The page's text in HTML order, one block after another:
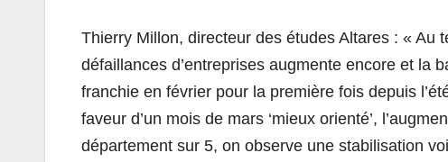
Thierry Millon, directeur des études Altares : « Au
défaillances d’entreprises augmente encore et la
franchie en février pour la première fois depuis
faveur d’un mois de mars ‘mieux orienté’,
département sur 5, on observe une stabilisation